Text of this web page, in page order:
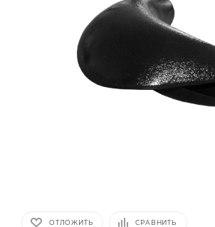
ОТЛОЖИТЬ СРАВНИТЬ